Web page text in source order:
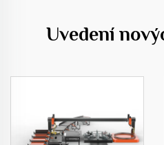
Uvedení